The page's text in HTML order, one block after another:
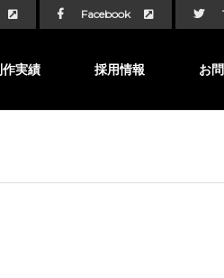
Facebook
作実績 採用情報 お